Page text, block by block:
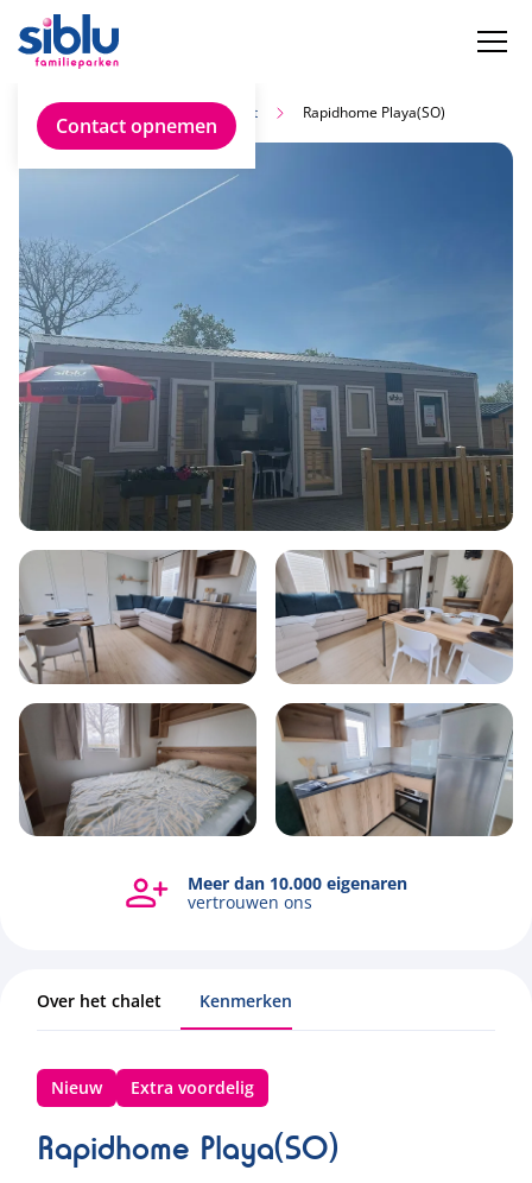
Contact opnemen
Vind jouw ideale chalet Rapidhome Playa(SO)
6 1 3 36m2
Bekijk alle foto's
Meer dan 10.000 eigenaren
vertrouwen ons
Over het chalet Kenmerken
Nieuw Extra voordelig
Rapidhome Playa(SO)